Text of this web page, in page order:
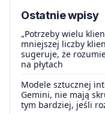
Ostatnie wpisy
„Potrzeby wielu
mniejszej liczby
sugeruje, że
na płytach
Modele sztucznej
Gemini, nie mają
tym bardziej, jeśli